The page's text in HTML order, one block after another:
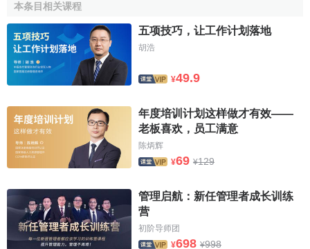
队驻外、国际学术交流和留学生的交流，员工援助计划被引
入欧洲及其它地区。这种引进在上世纪80年代得到了迅速的
发展，同时，EAP员工援助计划在英国、加拿大、澳大利亚
等发达国家均有了长足的发展和应用。据统计，在世界500强
企业中，有80％以上的企业都建立了EAP服务体系，而美国
本土有近四分之一企业的员工享受到EAP服务。
经过几十年发展，EAP服务已远远超出了原有OAP模
式，服务内容已经涉及工作压力、心理健康、灾难事件、职
饮食紊乱等方面，可以全方位地帮助员工解决个人问题。
1988年，美国劳工统计局进行了一项全国性的调查，结果发
现，在6.5%的公共和私人工作场所都采用了EAP咨询服务
本条目相关课程
五项技巧，让工作计划落地
胡浩
¥49.9
年度培训计划这样做才有效——
老板喜欢，员工满意
陈炳辉
¥69 ¥129
管理启航：新任管理者成长训练
营
初阶导师团
¥698 ¥998